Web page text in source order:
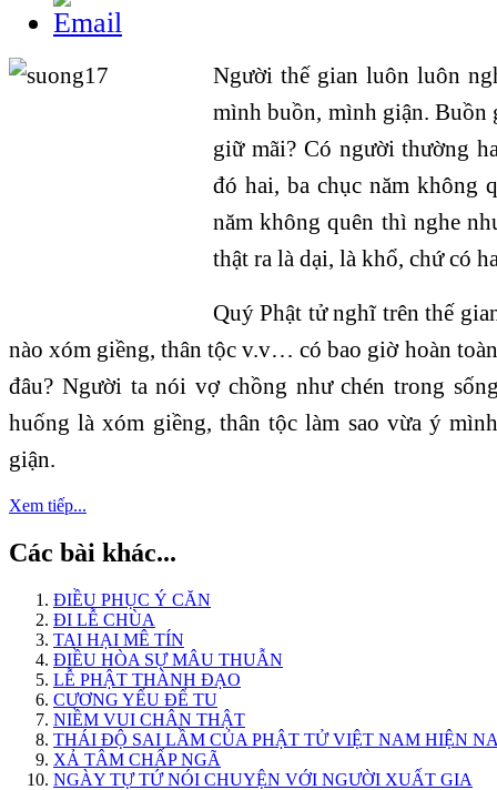
Người thế gian luôn luôn
mình buồn, mình giận. Buồn
giữ mãi? Có người thường
đó hai, ba chục năm không
năm không quên thì nghe
thật ra là dại, là khổ, chứ có
Quý Phật tử nghĩ trên thế
nào xóm giềng, thân tộc v.v… có bao giờ hoàn
đâu? Người ta nói vợ chồng như chén trong
huống là xóm giềng, thân tộc làm sao vừa ý
giận.
Xem tiếp...
Các bài khác...
ĐIỀU PHỤC Ý CĂN
ĐI LỄ CHÙA
TAI HẠI MÊ TÍN
ĐIỀU HÒA SỰ MÂU THUẪN
LỄ PHẬT THÀNH ĐẠO
CƯƠNG YẾU ĐỂ TU
NIỀM VUI CHÂN THẬT
THÁI ĐỘ SAI LẦM CỦA PHẬT TỬ VIỆT NAM HIỆN
XẢ TÂM CHẤP NGÃ
NGÀY TỰ TỨ NÓI CHUYỆN VỚI NGƯỜI XUẤT GIA